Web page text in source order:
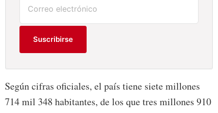
Suscribirse
Según cifras oficiales, el país tiene siete millones
714 mil 348 habitantes, de los que tres millones 910